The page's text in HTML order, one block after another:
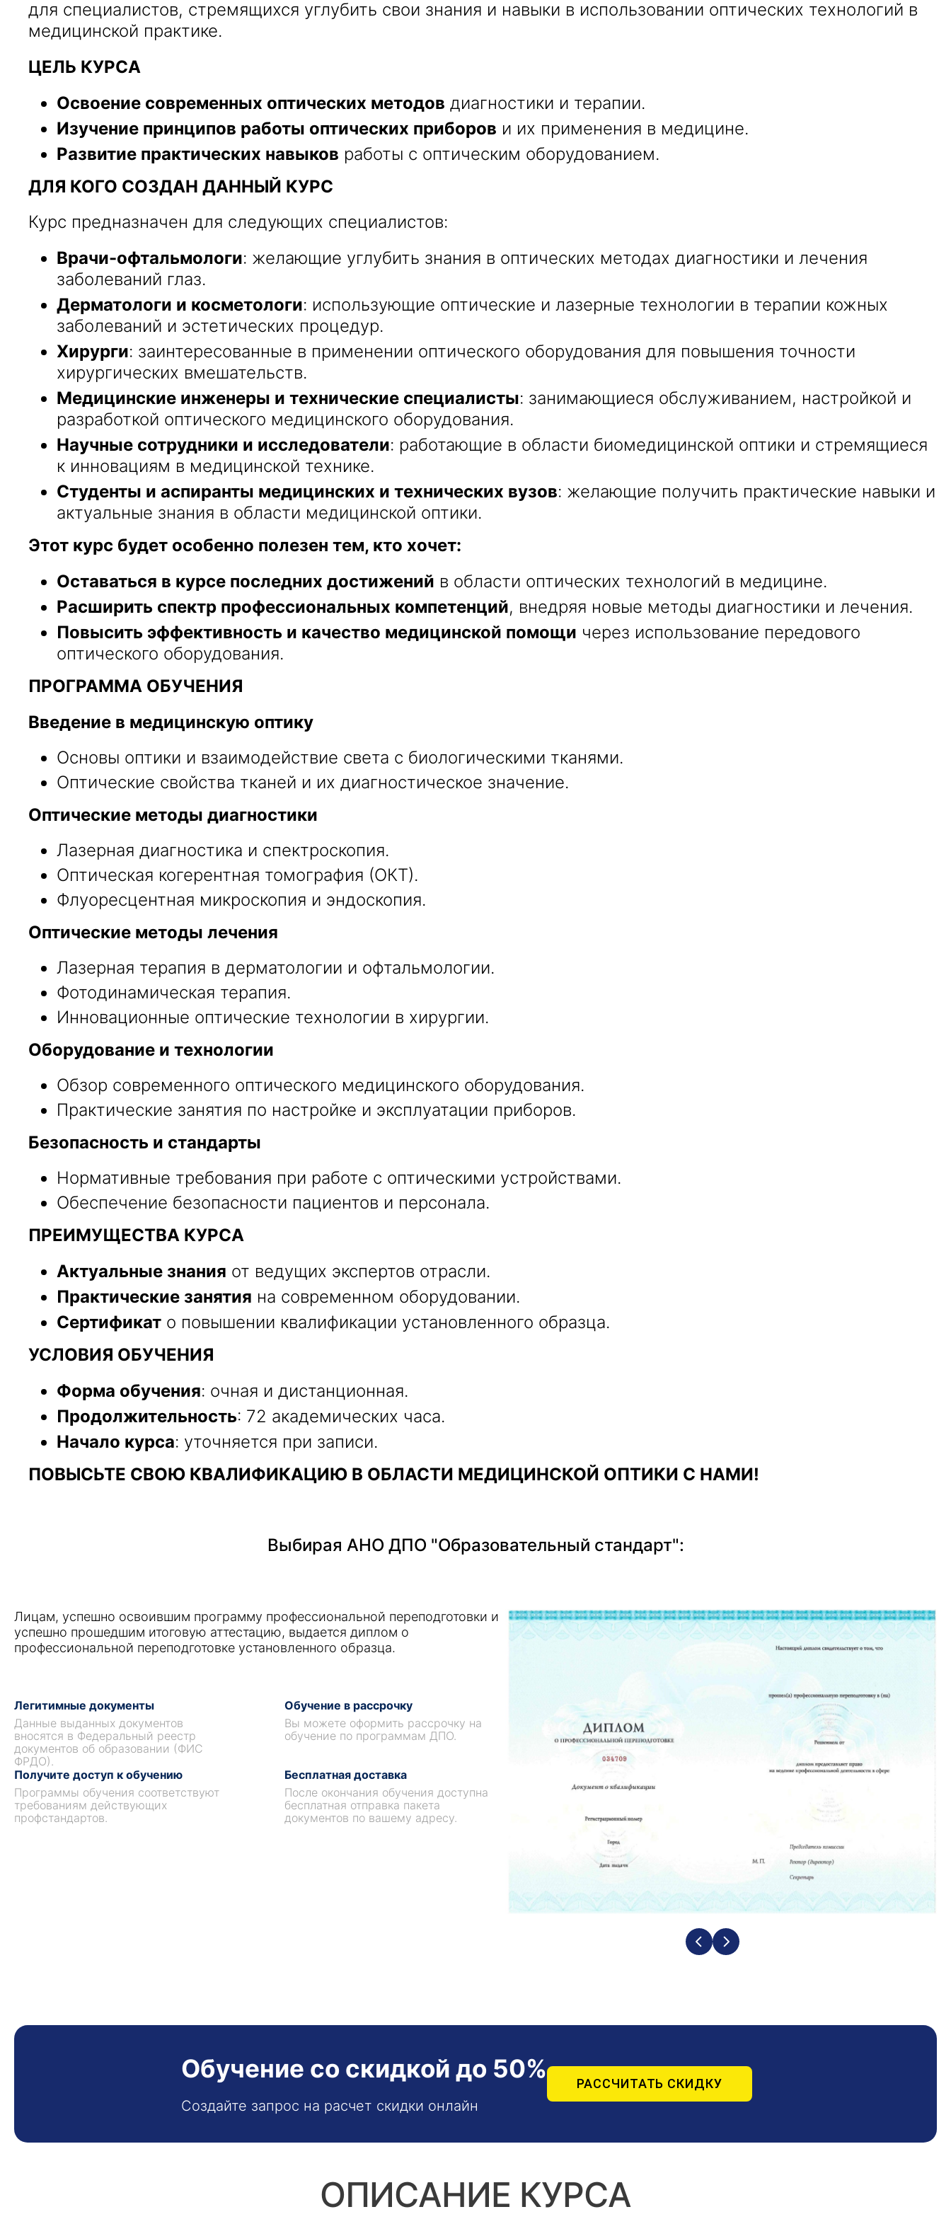
для специалистов, стремящихся углубить свои знания и навыки в использовании оптических технологий в
медицинской практике.
ЦЕЛЬ КУРСА
Освоение современных оптических методов диагностики и терапии.
Изучение принципов работы оптических приборов и их применения в медицине.
Развитие практических навыков работы с оптическим оборудованием.
ДЛЯ КОГО СОЗДАН ДАННЫЙ КУРС
Курс предназначен для следующих специалистов:
Врачи-офтальмологи: желающие углубить знания в оптических методах диагностики и лечения
заболеваний глаз.
Дерматологи и косметологи: использующие оптические и лазерные технологии в терапии кожных
заболеваний и эстетических процедур.
Хирурги: заинтересованные в применении оптического оборудования для повышения точности
хирургических вмешательств.
Медицинские инженеры и технические специалисты: занимающиеся обслуживанием, настройкой и
разработкой оптического медицинского оборудования.
Научные сотрудники и исследователи: работающие в области биомедицинской оптики и стремящиеся
к инновациям в медицинской технике.
Студенты и аспиранты медицинских и технических вузов: желающие получить практические навыки и
актуальные знания в области медицинской оптики.
Этот курс будет особенно полезен тем, кто хочет:
Оставаться в курсе последних достижений в области оптических технологий в медицине.
Расширить спектр профессиональных компетенций, внедряя новые методы диагностики и лечения.
Повысить эффективность и качество медицинской помощи через использование передового
оптического оборудования.
ПРОГРАММА ОБУЧЕНИЯ
Введение в медицинскую оптику
Основы оптики и взаимодействие света с биологическими тканями.
Оптические свойства тканей и их диагностическое значение.
Оптические методы диагностики
Лазерная диагностика и спектроскопия.
Оптическая когерентная томография (ОКТ).
Флуоресцентная микроскопия и эндоскопия.
Оптические методы лечения
Лазерная терапия в дерматологии и офтальмологии.
Фотодинамическая терапия.
Инновационные оптические технологии в хирургии.
Оборудование и технологии
Обзор современного оптического медицинского оборудования.
Практические занятия по настройке и эксплуатации приборов.
Безопасность и стандарты
Нормативные требования при работе с оптическими устройствами.
Обеспечение безопасности пациентов и персонала.
ПРЕИМУЩЕСТВА КУРСА
Актуальные знания от ведущих экспертов отрасли.
Практические занятия на современном оборудовании.
Сертификат о повышении квалификации установленного образца.
УСЛОВИЯ ОБУЧЕНИЯ
Форма обучения: очная и дистанционная.
Продолжительность: 72 академических часа.
Начало курса: уточняется при записи.
ПОВЫСЬТЕ СВОЮ КВАЛИФИКАЦИЮ В ОБЛАСТИ МЕДИЦИНСКОЙ ОПТИКИ С НАМИ!
Выбирая АНО ДПО "Образовательный стандарт":
Лицам, успешно освоившим программу профессиональной переподготовки и
успешно прошедшим итоговую аттестацию, выдается диплом о
профессиональной переподготовке установленного образца.
Легитимные документы
Данные выданных документов
вносятся в Федеральный реестр
документов об образовании (ФИС
ФРДО).
Обучение в рассрочку
Вы можете оформить рассрочку на
обучение по программам ДПО.
Получите доступ к обучению
Программы обучения соответствуют
требованиям действующих
профстандартов.
Бесплатная доставка
После окончания обучения доступна
бесплатная отправка пакета
документов по вашему адресу.
Обучение со скидкой до 50%
Создайте запрос на расчет скидки онлайн
РАССЧИТАТЬ СКИДКУ
ОПИСАНИЕ КУРСА
Приложите документы
Даю согласие на
Получить консультацию
Даю согласие наобработку персональных
данных иe-mail рассылку